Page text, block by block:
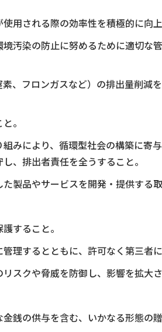
用される際の効率性を積極的に向
汚染の防止に努めるために適切な
、フロンガスなど）の排出量削減
。
みにより、循環型社会の構築に寄
、排出者責任を全うすること。
製品やサービスを開発・提供する
すること。
理するとともに、許可なく第三者
スクや脅威を防御し、影響を拡大
銭の供与を含む、いかなる形態の